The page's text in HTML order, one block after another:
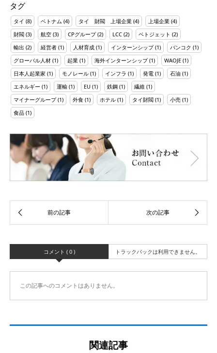
タグ
タイ (8) ベトナム (4) タイ 財閥 上場企業 (4) 上場企業 (4)
財閥 (3) 航空 (3) CPグループ(2) LCC (2) ベトジェット (2)
輸出 (2) 経営者 (1) 人材育成 (1) インターンシップ(1) バンコク (1)
グローバル人材 (1) 起業 (1) 海外インターンシップ(1) WAOJE (1)
日本人起業家 (1) モノレール (1) インフラ (1) 発電 (1) 石油 (1)
エネルギー (1) 運輸 (1) EU (1) 鉄鋼 (1) 繊維 (1)
マイナーグループ(1) 外食 (1) ホテル (1) タイ財閥 (1) 小売 (1)
食品 (1)
コメント ( 0 ) トラックバックは利用できません。
この記事へのコメントはありません。
関連記事